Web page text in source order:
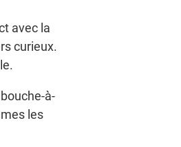
avec la
curieux.
à-
les